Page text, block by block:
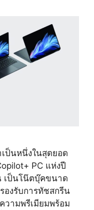
ป็นหนึ่งในสุดยอด
PC แห่งปี
เป็นโน๊ตบุ๊คขนาด
องรับการทัชสกรีน
วามพรีเมียมพร้อม